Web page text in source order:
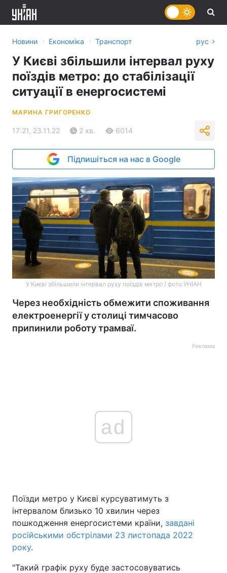
Головна Війна
Україна Політика
Спорт Наука
Новини › Економіка › Транспорт рус
У Києві збільшили інтервал руху
поїздів метро: до стабілізації
ситуації в енергосистемі
МАРИНА ГРИГОРЕНКО
17:21, 23.11.22 2 хв. 6014
Підпишіться на нас в Google
У Києві збільшили інтервал руху поїздів метро / фото УНІАН
Через необхідність обмежити споживання
електроенергії у столиці тимчасово
припинили роботу трамваї.
Реклама
ad
Поїзди метро у Києві курсуватимуть з
інтервалом близько 10 хвилин через
пошкодження енергосистеми країни, завдані
російськими обстрілами 23 листопада 2022
року.
"Такий графік руху буде застосовуватись